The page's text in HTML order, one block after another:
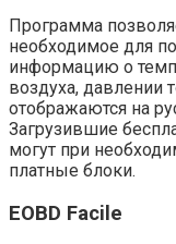
Программа
необходимое для
информацию о
воздуха, давлении
отображаются на
Загрузившие
могут при
платные блоки.
EOBD Facile